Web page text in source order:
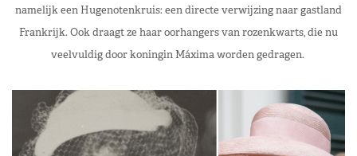
namelijk een Hugenotenkruis: een directe verwijzing naar gastland
Frankrijk. Ook draagt ze haar oorhangers van rozenkwarts, die nu
veelvuldig door koningin Máxima worden gedragen.